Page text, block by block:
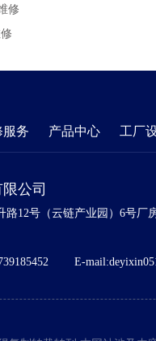
修
服务 产品中心 工厂
公司
12号（云链产业园）6号厂
E-